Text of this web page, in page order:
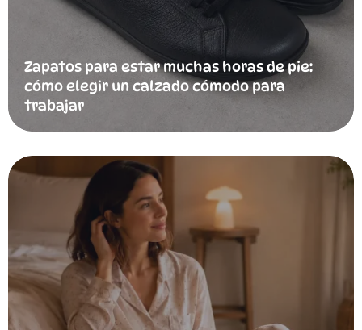
Zapatos para estar muchas horas de pie:
cómo elegir un calzado cómodo para
trabajar